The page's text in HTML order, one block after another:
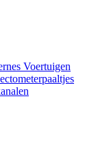
Voertuigen